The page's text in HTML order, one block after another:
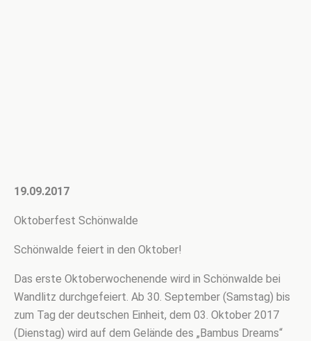
19.09.2017
Oktoberfest Schönwalde
Schönwalde feiert in den Oktober!
Das erste Oktoberwochenende wird in Schönwalde bei
Wandlitz durchgefeiert. Ab 30. September (Samstag) bis
zum Tag der deutschen Einheit, dem 03. Oktober 2017
(Dienstag) wird auf dem Gelände des „Bambus Dreams“